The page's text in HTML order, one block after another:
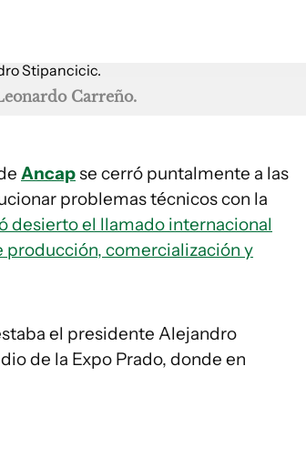
Carreño.
Ancapse cerró puntalmente a las
problemas técnicos con la
desierto el llamado internacional
producción, comercialización y
el presidente Alejandro
de la Expo Prado, donde en